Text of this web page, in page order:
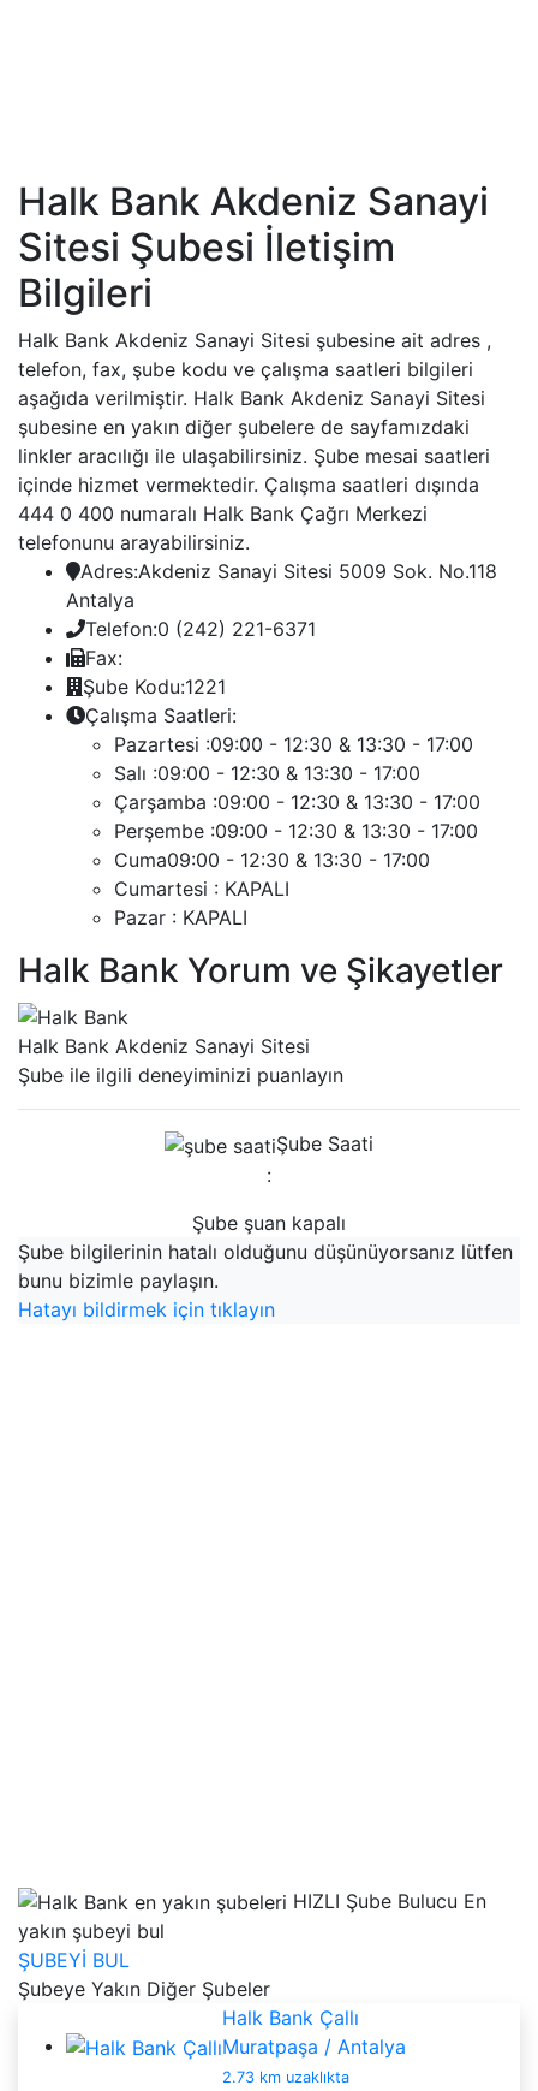
Halk Bank Akdeniz Sanayi
Sitesi Şubesi İletişim
Bilgileri
Halk Bank Akdeniz Sanayi Sitesi şubesine ait adres ,
telefon, fax, şube kodu ve çalışma saatleri bilgileri
aşağıda verilmiştir. Halk Bank Akdeniz Sanayi Sitesi
şubesine en yakın diğer şubelere de sayfamızdaki
linkler aracılığı ile ulaşabilirsiniz. Şube mesai saatleri
içinde hizmet vermektedir. Çalışma saatleri dışında
444 0 400 numaralı Halk Bank Çağrı Merkezi
telefonunu arayabilirsiniz.
Adres:Akdeniz Sanayi Sitesi 5009 Sok. No.118
Antalya
Telefon:0 (242) 221-6371
Fax:
Şube Kodu:1221
Çalışma Saatleri:
Pazartesi :09:00 - 12:30 & 13:30 - 17:00
Salı :09:00 - 12:30 & 13:30 - 17:00
Çarşamba :09:00 - 12:30 & 13:30 - 17:00
Perşembe :09:00 - 12:30 & 13:30 - 17:00
Cuma09:00 - 12:30 & 13:30 - 17:00
Cumartesi : KAPALI
Pazar : KAPALI
Halk Bank Yorum ve Şikayetler
Halk Bank Akdeniz Sanayi Sitesi
Şube ile ilgili deneyiminizi puanlayın
Şube Saati
:
Şube şuan kapalı
Şube bilgilerinin hatalı olduğunu düşünüyorsanız lütfen
bunu bizimle paylaşın.
Hatayı bildirmek için tıklayın
HIZLI Şube Bulucu En
yakın şubeyi bul
ŞUBEYİ BUL
Şubeye Yakın Diğer Şubeler
Halk Bank Çallı
Muratpaşa / Antalya
2.73 km uzaklıkta